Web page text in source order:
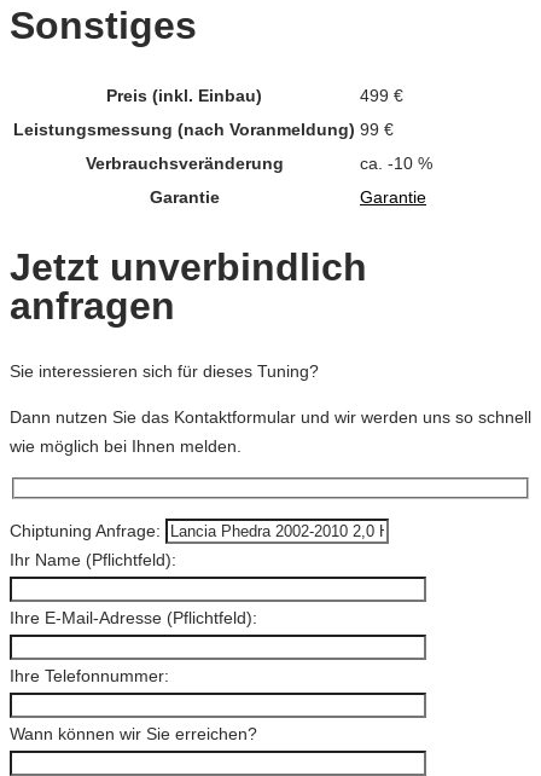
Sonstiges
Preis (inkl. Einbau)
499 €
Leistungsmessung (nach Voranmeldung) 99 €
Verbrauchsveränderung
ca. -10 %
Garantie
Garantie
Jetzt unverbindlich
anfragen
Sie interessieren sich für dieses Tuning?
Dann nutzen Sie das Kontaktformular und wir werden uns so schnell
wie möglich bei Ihnen melden.
Chiptuning Anfrage:
Ihr Name (Pflichtfeld):
Ihre E-Mail-Adresse (Pflichtfeld):
Ihre Telefonnummer:
Wann können wir Sie erreichen?